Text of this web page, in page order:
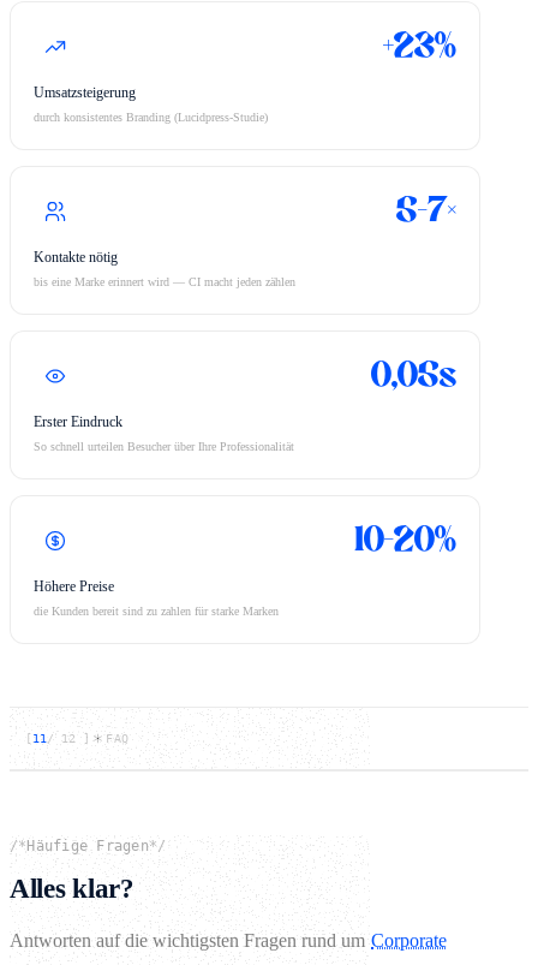
+23%
Umsatzsteigerung
durch konsistentes Branding (Lucidpress-Studie)
5–7×
Kontakte nötig
bis eine Marke erinnert wird — CI macht jeden zählen
0,05s
Erster Eindruck
So schnell urteilen Besucher über Ihre Professionalität
10–20%
Höhere Preise
die Kunden bereit sind zu zahlen für starke Marken
11/ 12 FAQ
/* Häufige Fragen*/
Alles klar?
Antworten auf die wichtigsten Fragen rund um Corporate